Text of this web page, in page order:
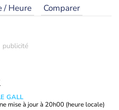
/ Heure Comparer
GALL
mise à jour à 20h00 (heure locale)